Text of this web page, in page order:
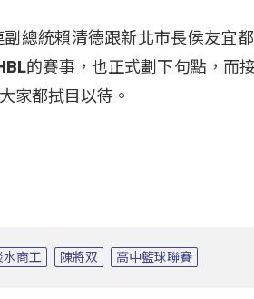
總統賴清德跟新北市長侯友宜
的賽事，也正式劃下句點，而
家都拭目以待。
水商工 陳將双 高中籃球聯賽